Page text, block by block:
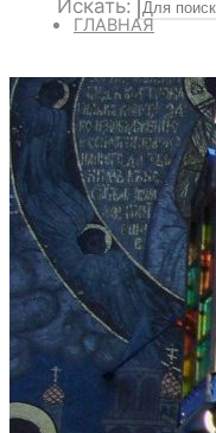
Искать:
ГЛАВНАЯ
О СОБОРЕ
ИСТОРИЯ
ВНЕШНИЙ